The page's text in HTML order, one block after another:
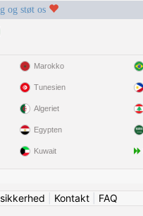
og støt os
Marokko
Tunesien
Algeriet
Egypten
Kuwait
Kontakt FAQ